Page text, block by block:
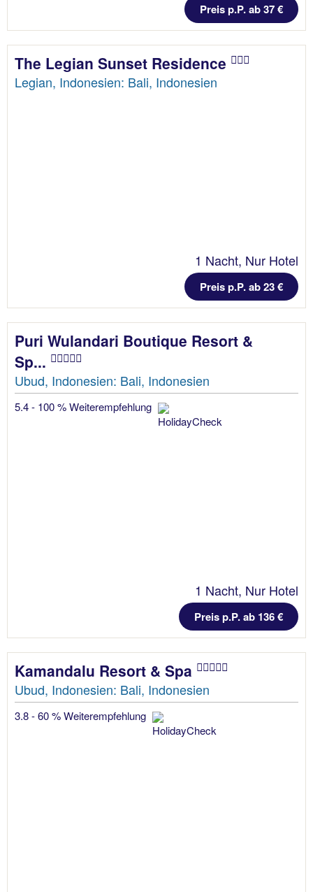
Preis p.P. ab 37 €
The Legian Sunset Residence
Legian, Indonesien: Bali, Indonesien
1 Nacht, Nur Hotel
Preis p.P. ab 23 €
Puri Wulandari Boutique Resort &
Sp...
Ubud, Indonesien: Bali, Indonesien
5.4 - 100 % Weiterempfehlung
1 Nacht, Nur Hotel
Preis p.P. ab 136 €
Kamandalu Resort & Spa
Ubud, Indonesien: Bali, Indonesien
3.8 - 60 % Weiterempfehlung